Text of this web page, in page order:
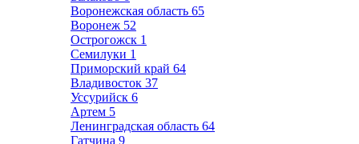
Воронежская область 65
Воронеж 52
Острогожск 1
Семилуки 1
Приморский край 64
Владивосток 37
Уссурийск 6
Артем 5
Ленинградская область 64
Гатчина 9